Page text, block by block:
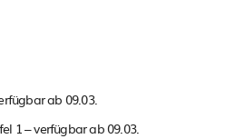
ab 09.03.
1 – verfügbar ab 09.03.